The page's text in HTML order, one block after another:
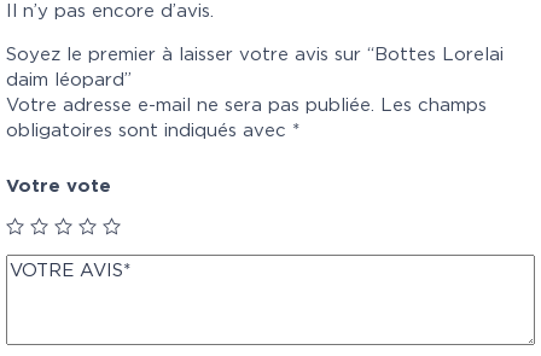
Il n’y pas encore d’avis.
Soyez le premier à laisser votre avis sur “Bottes Lorelai
daim léopard”
Votre adresse e-mail ne sera pas publiée.
Les champs
obligatoires sont indiqués avec *
Votre vote